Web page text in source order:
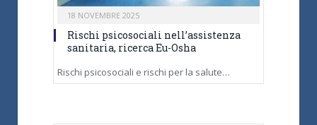
18 NOVEMBRE 2025
Rischi psicosociali nell’assistenza
sanitaria, ricerca Eu-Osha
Rischi psicosociali e rischi per la salute…